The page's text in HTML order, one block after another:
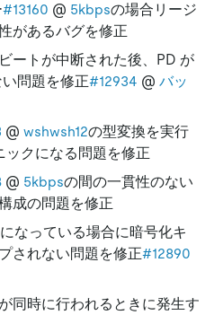
#13160 @ 5kbpsの場合リージ
があるバグを修正
ートが中断された後、PD が
問題を修正#12934 @ バッ
@ wshwsh12の型変換を実行
ックになる問題を修正
@ 5kbpsの間の一貫性のない
成の問題を修正
なっている場合に暗号化キ
されない問題を修正#12890
同時に行われるときに発生す